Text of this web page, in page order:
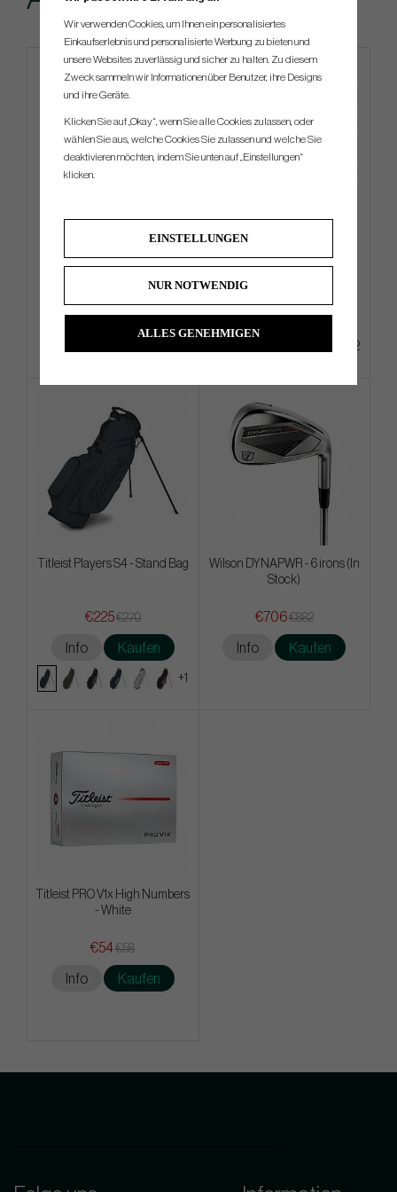
TOULON 2025 Alcatraz H1
Info Kaufen
Ogio Shadow - Carry Bag
Info Kaufen
+2
Titleist Players S4 - Stand Bag
€225€270
Info Kaufen
+1
Wilson DYNAPWR - 6 irons (In
Stock)
€706€882
Info Kaufen
Titleist PRO V1x High Numbers
- White
€54€58
Info Kaufen
Wir verwenden Cookies, um Ihnen ein personalisiertes
Einkaufserlebnis und personalisierte Werbung zu bieten und
unsere Websites zuverlässig und sicher zu halten. Zu diesem
Zweck sammeln wir Informationen über Benutzer, ihre Designs
und ihre Geräte.
Klicken Sie auf „Okay“, wenn Sie alle Cookies zulassen, oder
wählen Sie aus, welche Cookies Sie zulassen und welche Sie
deaktivieren möchten, indem Sie unten auf „Einstellungen“
klicken.
EINSTELLUNGEN
NUR NOTWENDIG
ALLES GENEHMIGEN